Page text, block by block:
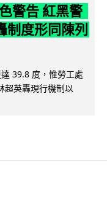
警告 紅黑警
制度形同陳列
39.8 度，惟勞工處
超英轟現行機制以